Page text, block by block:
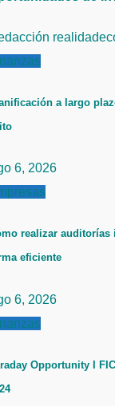
a largo
6, 2026
realizar auditorías
eficiente
6, 2026
Opportunity I